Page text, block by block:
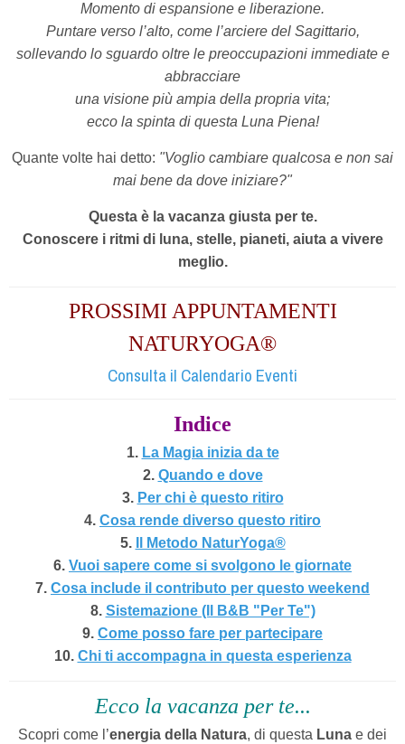
Momento di espansione e liberazione.
Puntare verso l’alto, come l’arciere del Sagittario,
sollevando lo sguardo oltre le preoccupazioni immediate e
abbracciare
una visione più ampia della propria vita;
ecco la spinta di questa Luna Piena!
Quante volte hai detto: "Voglio cambiare qualcosa e non sai
mai bene da dove iniziare?"
Questa è la vacanza giusta per te.
Conoscere i ritmi di luna, stelle, pianeti, aiuta a vivere
meglio.
PROSSIMI APPUNTAMENTI
NATURYOGA®
Consulta il Calendario Eventi
Indice
1. La Magia inizia da te
2. Quando e dove
3. Per chi è questo ritiro
4. Cosa rende diverso questo ritiro
5.
Il Metodo NaturYoga®
6. Vuoi sapere come si svolgono le giornate
7. Cosa include il contributo per questo weekend
8. Sistemazione (Il B&B "Per Te")
9. Come posso fare per partecipare
10. Chi ti accompagna in questa esperienza
Ecco la vacanza per te...
Scopri come l’energia della Natura, di questa Luna e dei